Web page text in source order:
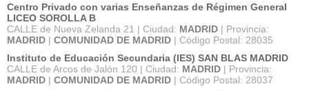
Centro Privado con varias Enseñanzas de Régimen General
LICEO SOROLLA B
CALLE de Nueva Zelanda 21 | Ciudad: MADRID | Provincia:
MADRID | COMUNIDAD DE MADRID | Código Postal: 28035
Instituto de Educación Secundaria (IES) SAN BLAS MADRID
CALLE de Arcos de Jalón 120 | Ciudad: MADRID | Provincia:
MADRID | COMUNIDAD DE MADRID | Código Postal: 28037